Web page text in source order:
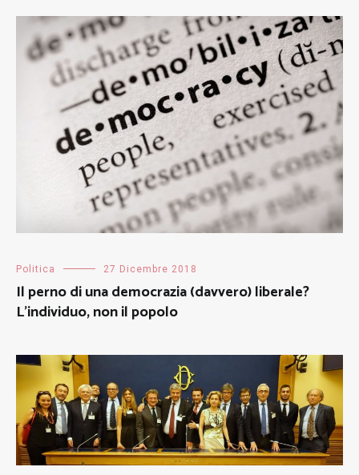
Politica 27 Dicembre 2018
Il perno di una democrazia (davvero) liberale?
L’individuo, non il popolo